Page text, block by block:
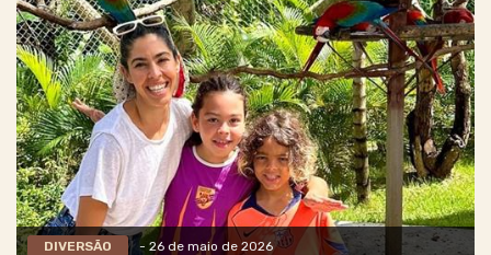
DIVERSÃO - 26 de maio de 2026